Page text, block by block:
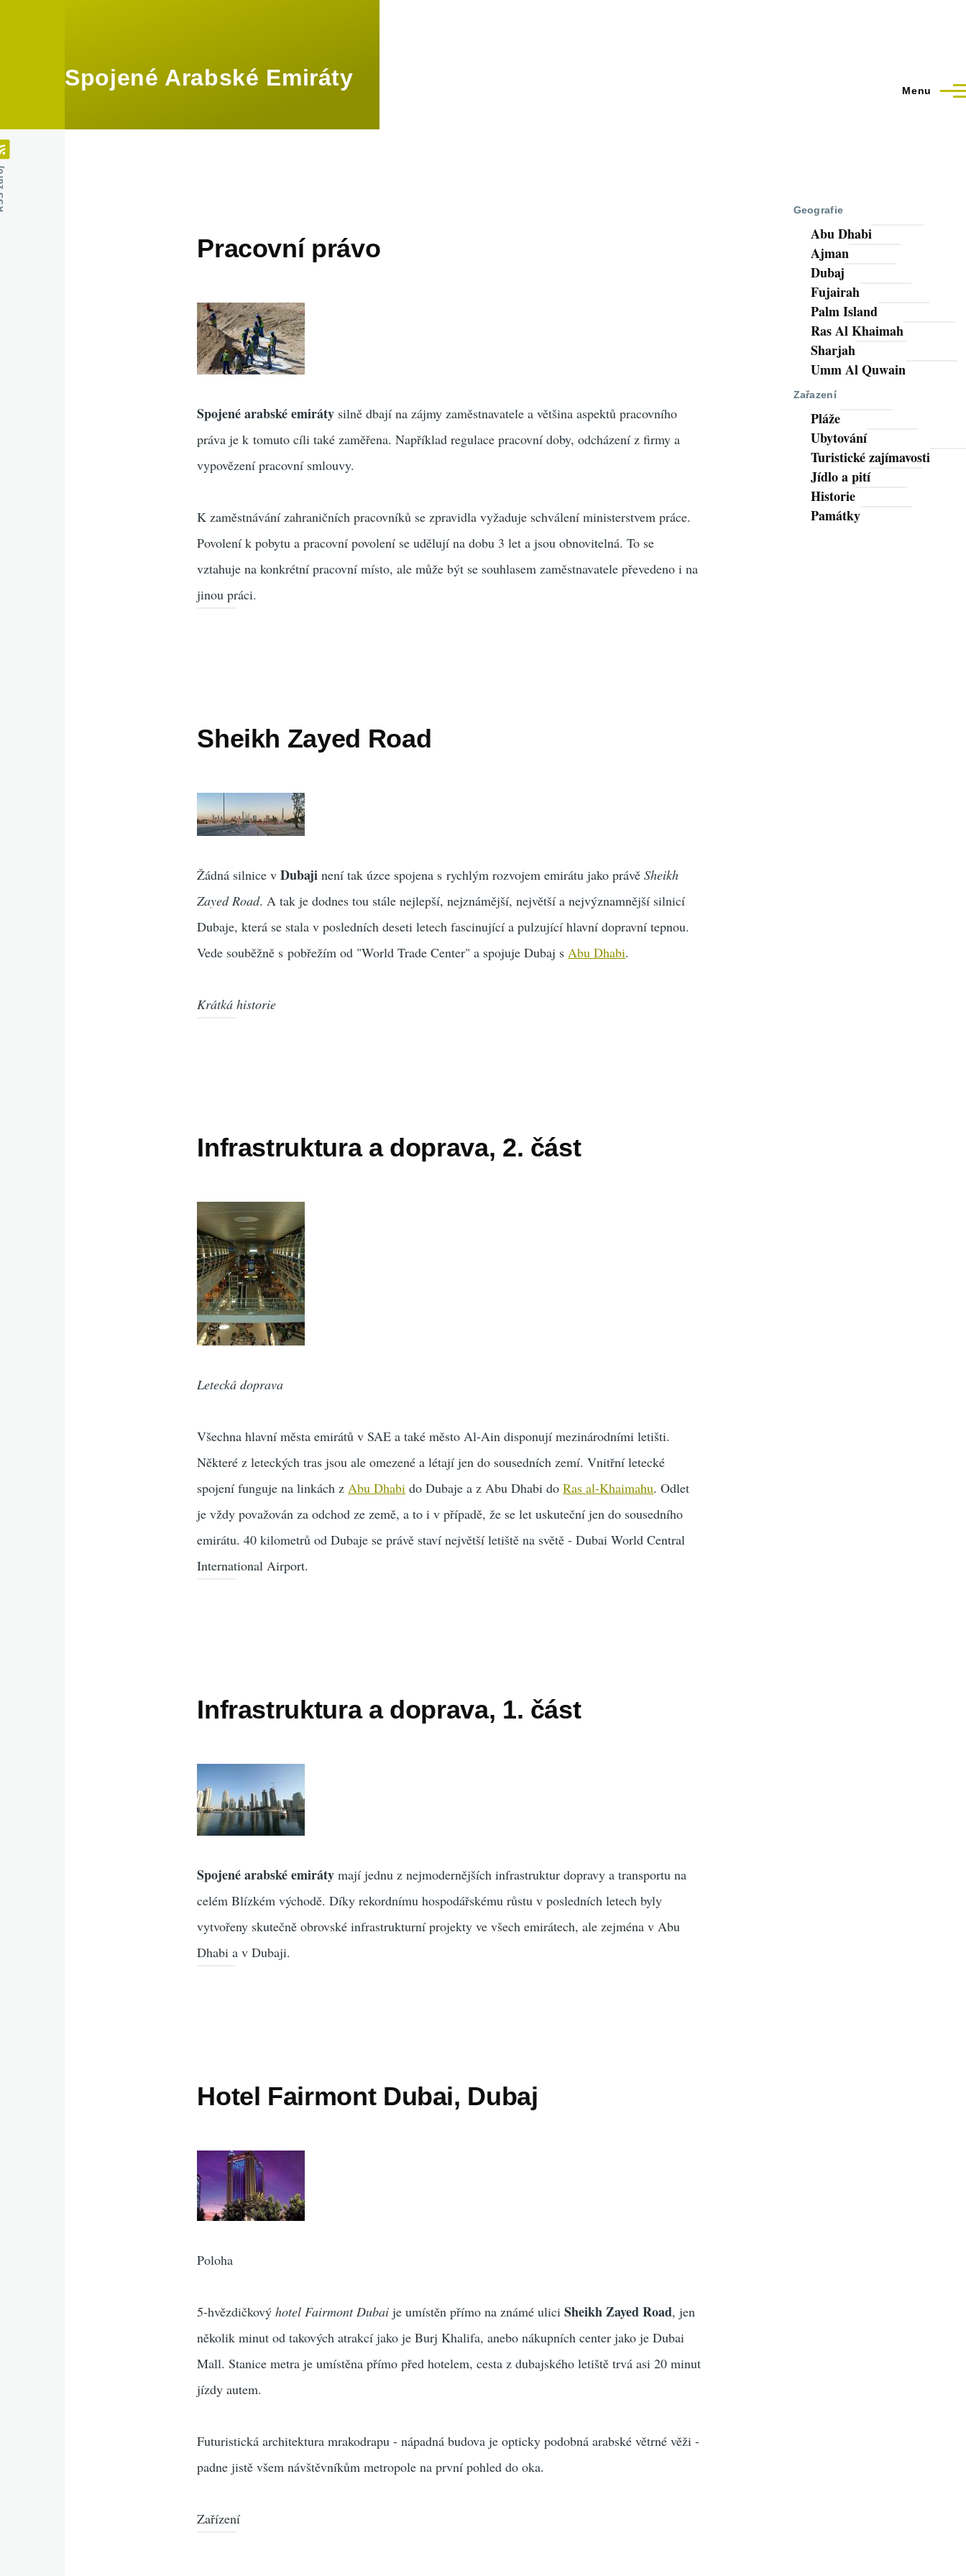
Spojené Arabské Emiráty Menu
Pracovní právo
Spojené arabské emiráty silně dbají na zájmy zaměstnavatele a většina aspektů pracovního
práva je k tomuto cíli také zaměřena. Například regulace pracovní doby, odcházení z firmy a
vypovězení pracovní smlouvy.
K zaměstnávání zahraničních pracovníků se zpravidla vyžaduje schválení ministerstvem práce.
Povolení k pobytu a pracovní povolení se udělují na dobu 3 let a jsou obnovitelná. To se
vztahuje na konkrétní pracovní místo, ale může být se souhlasem zaměstnavatele převedeno i na
jinou práci.
Sheikh Zayed Road
Žádná silnice vDubaji není tak úzce spojena s rychlým rozvojem emirátu jako právěSheikh
Zayed Road. A tak je dodnes tou stále nejlepší, nejznámější, největší a nejvýznamnější silnicí
Dubaje, která se stala v posledních deseti letech fascinující a pulzující hlavní dopravní tepnou.
Vede souběžně s pobřežím od "World Trade Center" a spojuje Dubaj s Abu Dhabi.
Krátká historie
Infrastruktura a doprava, 2. část
Letecká doprava
Všechna hlavní města emirátů v SAE a také město Al-Ain disponují mezinárodními letišti.
Některé z leteckých tras jsou ale omezené a létají jen do sousedních zemí. Vnitřní letecké
spojení funguje na linkách zAbu Dhabi do Dubaje a z Abu Dhabi doRas al-Khaimahu. Odlet
je vždy považován za odchod ze země, a to i v případě, že se let uskuteční jen do sousedního
emirátu. 40 kilometrů od Dubaje se právě staví největší letiště na světě - Dubai World Central
International Airport.
Infrastruktura a doprava, 1. část
Spojené arabské emiráty mají jednu z nejmodernějších infrastruktur dopravy a transportu na
celém Blízkém východě. Díky rekordnímu hospodářskému růstu v posledních letech byly
vytvořeny skutečně obrovské infrastrukturní projekty ve všech emirátech, ale zejména v Abu
Dhabi a v Dubaji.
Hotel Fairmont Dubai, Dubaj
Poloha
5-hvězdičkovýhotel Fairmont Dubai je umístěn přímo na známé uliciSheikh Zayed Road, jen
několik minut od takových atrakcí jako je Burj Khalifa, anebo nákupních center jako je Dubai
Mall. Stanice metra je umístěna přímo před hotelem, cesta z dubajského letiště trvá asi 20 minut
jízdy autem.
Futuristická architektura mrakodrapu - nápadná budova je opticky podobná arabské větrné věži -
padne jistě všem návštěvníkům metropole na první pohled do oka.
Zařízení
Geografie
Abu Dhabi
Ajman
Dubaj
Fujairah
Palm Island
Ras Al Khaimah
Sharjah
Umm Al Quwain
Zařazení
Pláže
Ubytování
Turistické zajímavosti
Jídlo a pití
Historie
Památky